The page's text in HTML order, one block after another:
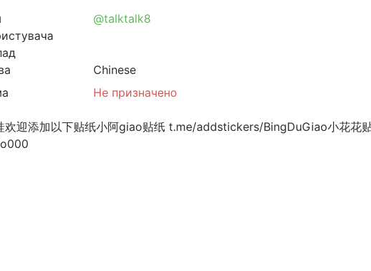
@talktalk8
Chinese
Не призначено
欢迎添加以下贴纸小阿giao贴纸 t.me/addstickers/BingDuGiao小花